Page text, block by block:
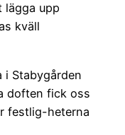
upp
kväll
i Stabygården
doften fick oss
festlig-heterna